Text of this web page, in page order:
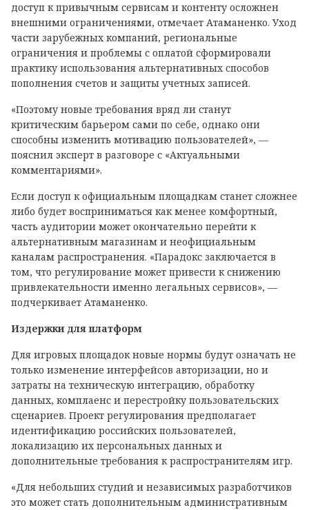
доступ к привычным сервисам и контенту осложнен
внешними ограничениями, отмечает Атаманенко. Уход
части зарубежных компаний, региональные
ограничения и проблемы с оплатой сформировали
практику использования альтернативных способов
пополнения счетов и защиты учетных записей.
«Поэтому новые требования вряд ли станут
критическим барьером сами по себе, однако они
способны изменить мотивацию пользователей», —
пояснил эксперт в разговоре с «Актуальными
комментариями».
Если доступ к официальным площадкам станет сложнее
либо будет восприниматься как менее комфортный,
часть аудитории может окончательно перейти к
альтернативным магазинам и неофициальным
каналам распространения. «Парадокс заключается в
том, что регулирование может привести к снижению
привлекательности именно легальных сервисов», —
подчеркивает Атаманенко.
Издержки для платформ
Для игровых площадок новые нормы будут означать не
только изменение интерфейсов авторизации, но и
затраты на техническую интеграцию, обработку
данных, комплаенс и перестройку пользовательских
сценариев. Проект регулирования предполагает
идентификацию российских пользователей,
локализацию их персональных данных и
дополнительные требования к распространителям игр.
«Для небольших студий и независимых разработчиков
это может стать дополнительным административным